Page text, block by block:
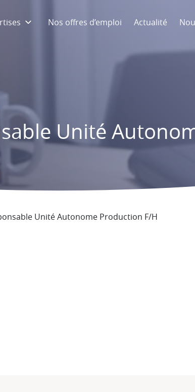
Nos offres d’emploi Actualité
Unité
Unité Autonome Production F/H